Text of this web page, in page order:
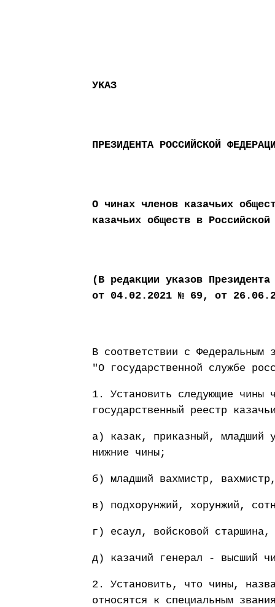
УКАЗ
ПРЕЗИДЕНТА РОССИЙСКОЙ
О чинах членов казачьих
казачьих обществ в Российской
(В редакции указов Президента
от 04.02.2021 № 69, от
В соответствии с
"О государственной службе
1. Установить следующие чины
государственный реестр
а) казак, приказный, младший
нижние чины;
б) младший вахмистр,
в) подхорунжий, хорунжий,
г) есаул, войсковой
д) казачий генерал - высший
2. Установить, что чины,
относятся к специальным